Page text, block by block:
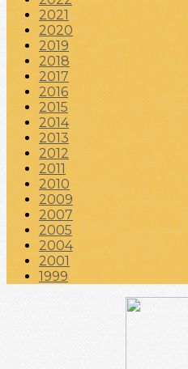
2021
2020
2019
2018
2017
2016
2015
2014
2013
2012
2011
2010
2009
2007
2005
2004
2001
1999